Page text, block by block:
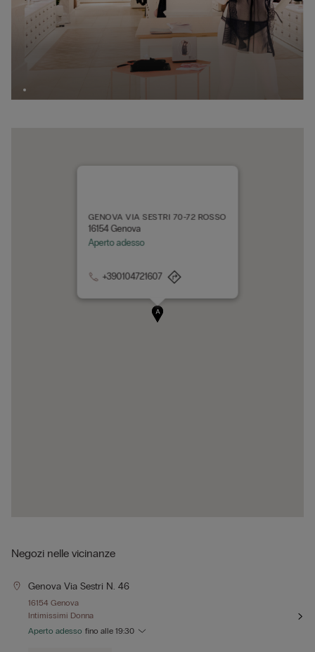
A
GENOVA VIA SESTRI 70-72 ROSSO
16154 Genova
Aperto adesso
+390104721607
Negozi nelle vicinanze
Genova Via Sestri N. 46
16154 Genova
Intimissimi Donna
Aperto adesso fino alle 19:30